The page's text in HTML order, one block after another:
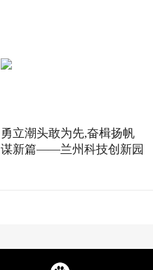
勇立潮头敢为先,奋楫扬帆
谋新篇——兰州科技创新园